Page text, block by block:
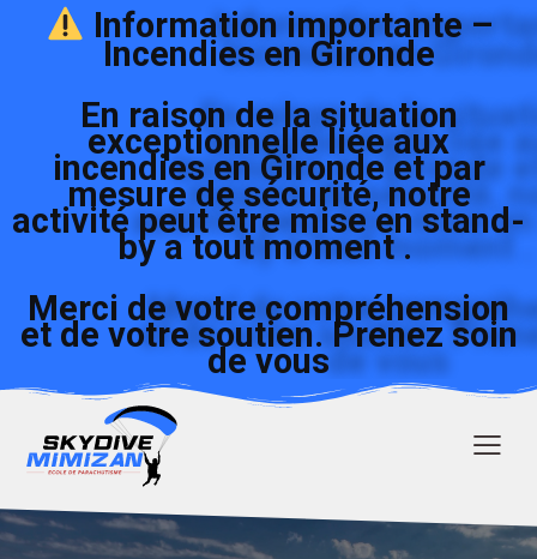
Information importante –
Incendies en Gironde
En raison de la situation
exceptionnelle liée aux
incendies en Gironde et par
mesure de sécurité, notre
activité peut être mise en stand-
by a tout moment .
Merci de votre compréhension
et de votre soutien. Prenez soin
de vous